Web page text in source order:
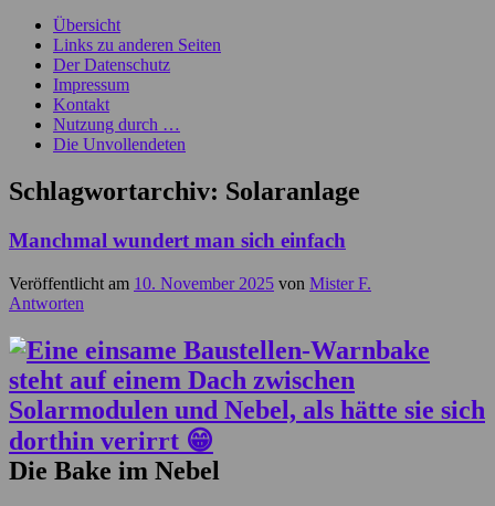
Übersicht
Links zu anderen Seiten
Der Datenschutz
Impressum
Kontakt
Nutzung durch …
Die Unvollendeten
Schlagwortarchiv: Solaranlage
Manchmal wundert man sich einfach
Veröffentlicht am 10. November 2025 von Mister F.
Antworten
Die Bake im Nebel